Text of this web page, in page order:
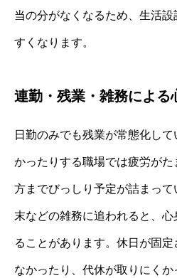
当の分がなくなるため、生活
すくなります。
連勤・残業・雑務による
日勤のみでも残業が常態化して
かったりする職場では疲労が
方までびっしり予定が詰まっ
末などの雑務に追われると、
ることがあります。休日が固
なかったり、代休が取りにく